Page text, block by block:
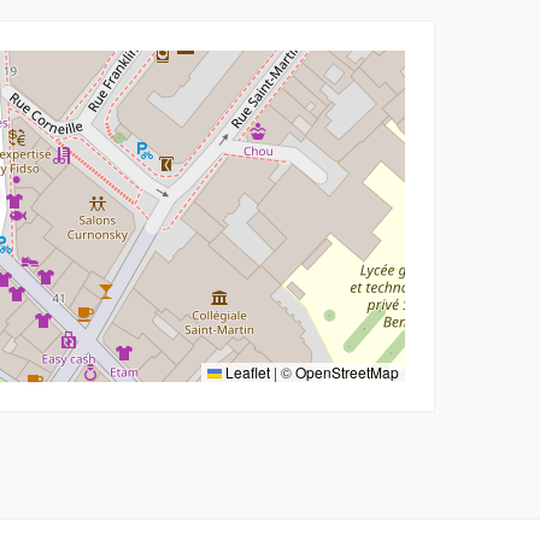
Leaflet | ©OpenStreetMap